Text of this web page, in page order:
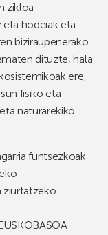
zikloa
hodeiak eta
biziraupenerako
dituzte, hala
ere,
fisiko eta
naturarekiko
funtsezkoak
ziurtatzeko.